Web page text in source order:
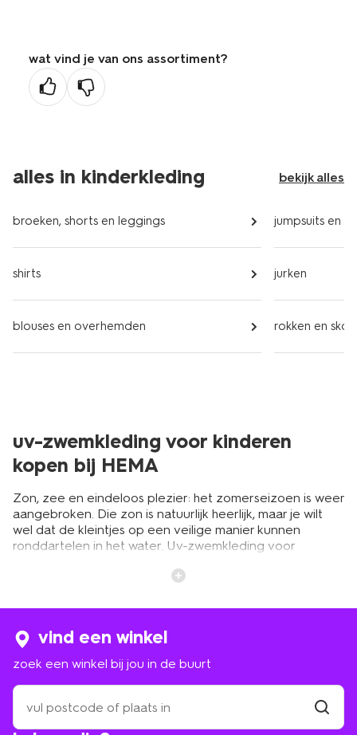
wat vind je van ons assortiment?
alles in kinderkleding bekijk alles
broeken, shorts en leggings
shirts
blouses en overhemden
jumpsuits en
jurken
rokken en
uv-zwemkleding voor kinderen
kopen bij HEMA
Zon, zee en eindeloos plezier: het zomerseizoen is weer
aangebroken. Die zon is natuurlijk heerlijk, maar je wilt
wel dat de kleintjes op een veilige manier kunnen
ronddartelen in het water. Uv-zwemkleding voor
zwemkleding voor jongens en meisjes met UPF 50+. Van
oudere kinderen, je bekijkt én bestelt het gehele
HEMA-winkels. Alles voor een fijne zomer!
veilig de zon in met een uv-shirt
voor je kind
vind een winkel
zoek een winkel bij jou in de buurt
zoek
een
winkel